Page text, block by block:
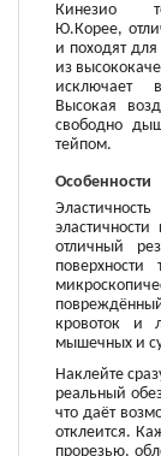
Кинезио
Ю.Корее,
и походят
из
исключает
Высокая
свободно
тейпом.
Особенности
отличный
кровоток и
мышечных и
Наклейте
реальный
что даёт
отклеится.
прорезью,